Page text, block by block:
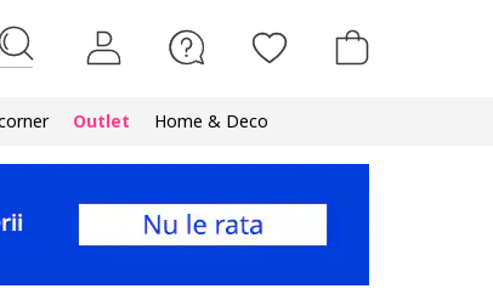
Outlet Home & Deco